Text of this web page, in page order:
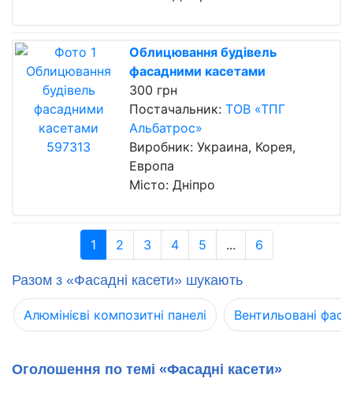
Облицювання будівель
фасадними касетами
300 грн
Постачальник: ТОВ «ТПГ
Альбатрос»
Виробник: Украина, Корея,
Европа
Місто: Дніпро
1 2 3 4 5 ... 6
Разом з «Фасадні касети» шукають
Алюмінієві композитні панелі Вентильовані
Оголошення по темі «Фасадні касети»